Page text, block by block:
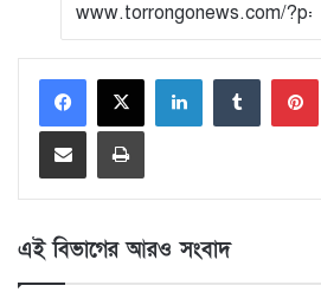
LinkedIn
এই বিভাগের আরও সংবাদ